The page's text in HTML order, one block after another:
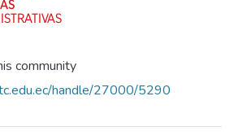
community
handle/27000/5290